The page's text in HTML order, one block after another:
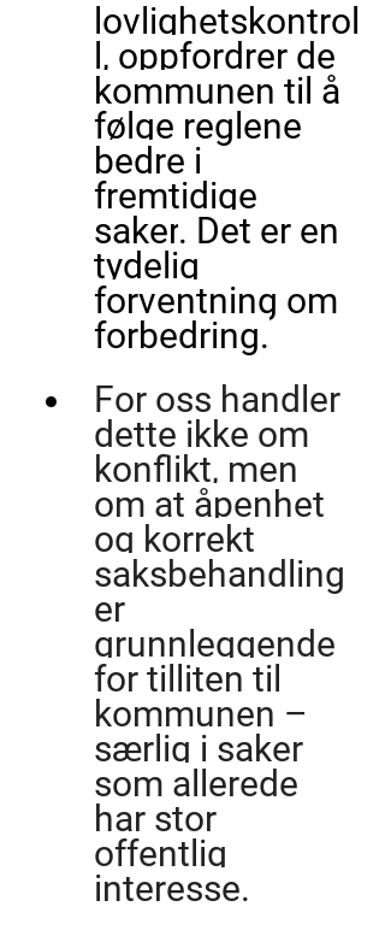
lovlighetskontrol
l, oppfordrer de
kommunen til å
følge reglene
bedre i
fremtidige
saker. Det er en
tydelig
forventning om
forbedring.
For oss handler
dette ikke om
konflikt, men
om at åpenhet
og korrekt
saksbehandling
er
grunnleggende
for tilliten til
kommunen –
særlig i saker
som allerede
har stor
offentlig
interesse.